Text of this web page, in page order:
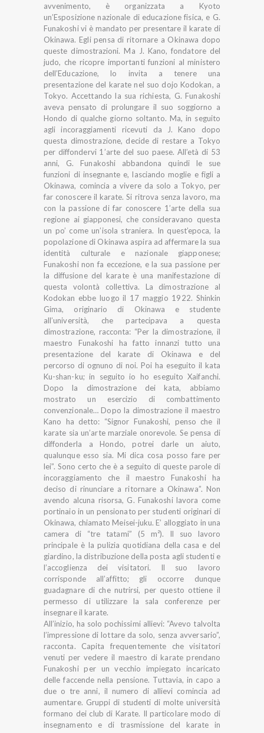
avvenimento, è organizzata a Kyoto
un’Esposizione nazionale di educazione fisica, e G.
Funakoshi vi è mandato per presentare il karate di
Okinawa. Egli pensa di ritornare a Okinawa dopo
queste dimostrazioni. Ma J. Kano, fondatore del
judo, che ricopre importanti funzioni al ministero
dell’Educazione, lo invita a tenere una
presentazione del karate nel suo dojo Kodokan, a
Tokyo. Accettando la sua richiesta, G. Funakoshi
aveva pensato di prolungare il suo soggiorno a
Hondo di qualche giorno soltanto. Ma, in seguito
agli incoraggiamenti ricevuti da J. Kano dopo
questa dimostrazione, decide di restare a Tokyo
per diffondervi 1’arte del suo paese. All’età di 53
anni, G. Funakoshi abbandona quindi le sue
funzioni di insegnante e, lasciando moglie e figli a
Okinawa, comincia a vivere da solo a Tokyo, per
far conoscere il karate. Si ritrova senza lavoro, ma
con la passione di far conoscere 1’arte della sua
regione ai giapponesi, che consideravano questa
un po’ come un’isola straniera. In quest’epoca, la
popolazione di Okinawa aspira ad affermare la sua
identità culturale e nazionale giapponese;
Funakoshi non fa eccezione, e la sua passione per
la diffusione del karate è una manifestazione di
questa volontà collettiva. La dimostrazione al
Kodokan ebbe luogo il 17 maggio 1922. Shinkin
Gima, originario di Okinawa e studente
all’università, che partecipava a questa
dimostrazione, racconta: “Per la dimostrazione, il
maestro Funakoshi ha fatto innanzi tutto una
presentazione del karate di Okinawa e del
percorso di ognuno di noi. Poi ha eseguito il kata
Ku-shan-ku; in seguito io ho eseguito Xaifanchi.
Dopo la dimostrazione dei kata, abbiamo
mostrato un esercizio di combattimento
convenzionale… Dopo la dimostrazione il maestro
Kano ha detto: “Signor Funakoshi, penso che il
karate sia un’arte marziale onorevole. Se pensa di
diffonderla a Hondo, potrei darle un aiuto,
qualunque esso sia. Mi dica cosa posso fare per
lei”. Sono certo che è a seguito di queste parole di
incoraggiamento che il maestro Funakoshi ha
deciso di rinunciare a ritornare a Okinawa”. Non
avendo alcuna risorsa, G. Funakoshi lavora come
portinaio in un pensionato per studenti originari di
Okinawa, chiamato Meisei-juku. E’ alloggiato in una
camera di “tre tatami” (5 m²). Il suo lavoro
principale è la pulizia quotidiana della casa e del
giardino, la distribuzione della posta agli studenti e
l’accoglienza dei visitatori. Il suo lavoro
corrisponde all’affitto; gli occorre dunque
guadagnare di che nutrirsi, per questo ottiene il
permesso di utilizzare la sala conferenze per
insegnare il karate.
All’inizio, ha solo pochissimi allievi: “Avevo talvolta
l’impressione di lottare da solo, senza avversario”,
racconta. Capita frequentemente che visitatori
venuti per vedere il maestro di karate prendano
Funakoshi per un vecchio impiegato incaricato
delle faccende nella pensione. Tuttavia, in capo a
due o tre anni, il numero di allievi comincia ad
aumentare. Gruppi di studenti di molte università
formano dei club di Karate. Il particolare modo di
insegnamento e di trasmissione del karate in